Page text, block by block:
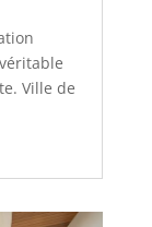
Ville de